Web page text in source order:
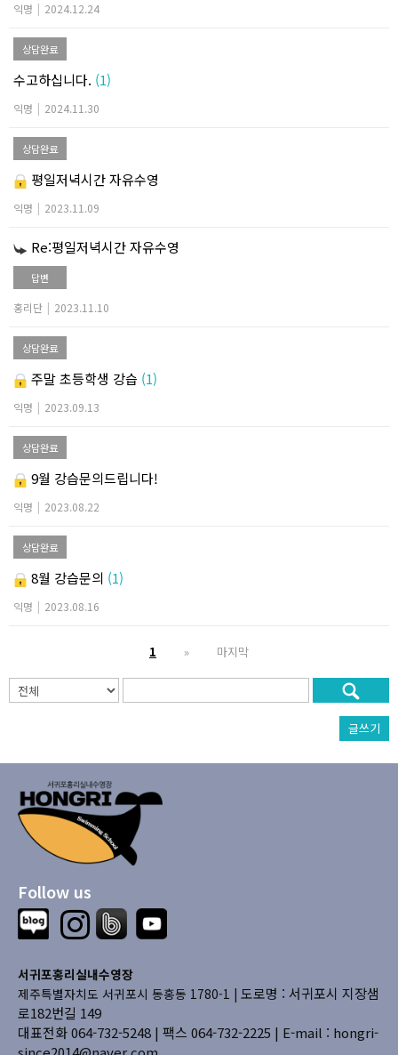
익명 | 2024.12.24
상담완료
수고하십니다. (1)
익명 | 2024.11.30
상담완료
평일저녁시간 자유수영
익명 | 2023.11.09
Re:평일저녁시간 자유수영
답변
홍리단 | 2023.11.10
상담완료
주말 초등학생 강습 (1)
익명 | 2023.09.13
상담완료
9월 강습문의드립니다!
익명 | 2023.08.22
상담완료
8월 강습문의 (1)
익명 | 2023.08.16
1 » 마지막
글쓰기
Follow us
서귀포홍리실내수영장
제주특별자치도 서귀포시 동홍동 1780-1 | 도로명 : 서귀포시 지장샘
로182번길 149
대표전화 064-732-5248 | 팩스 064-732-2225 | E-mail : hongri-